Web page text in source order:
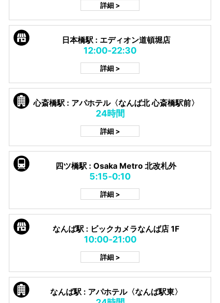
詳細 >
日本橋駅 : エディオン道頓堀店
12:00-22:30
詳細 >
心斎橋駅 : アパホテル〈なんば北 心斎橋駅前〉
24時間
詳細 >
四ツ橋駅 : Osaka Metro 北改札外
5:15-0:10
詳細 >
なんば駅 : ビックカメラなんば店 1F
10:00-21:00
詳細 >
なんば駅 : アパホテル〈なんば駅東〉